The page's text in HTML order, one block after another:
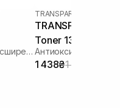
Пэды против темных пятен и расширенных пор
TRANSPARENT-LAB
TRANSPARENT-
Toner 130 мл
1 438₴1 917₴